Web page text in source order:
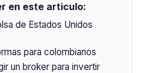
en este articulo:
de Estados Unidos
para colombianos
un broker para invertir